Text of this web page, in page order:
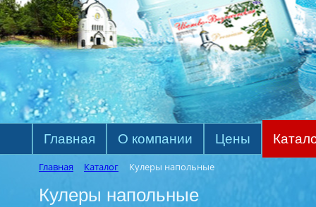
Главная О компании Цены
Главная Каталог Кулеры напольные
Кулеры напольные